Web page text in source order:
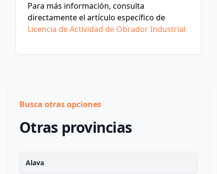
Para más información, consulta
directamente el artículo específico de
Licencia de Actividad de Obrador Industrial
Busca otras opciones
Otras provincias
Alava